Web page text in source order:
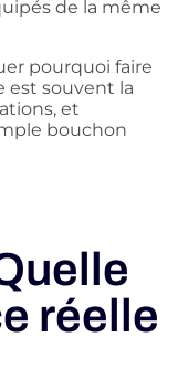
de la même
pourquoi faire
est souvent la
et
bouchon
réelle